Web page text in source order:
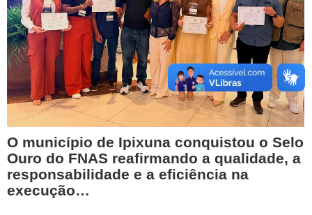
O município de Ipixuna conquistou o Selo
Ouro do FNAS reafirmando a qualidade, a
responsabilidade e a eficiência na
execução…